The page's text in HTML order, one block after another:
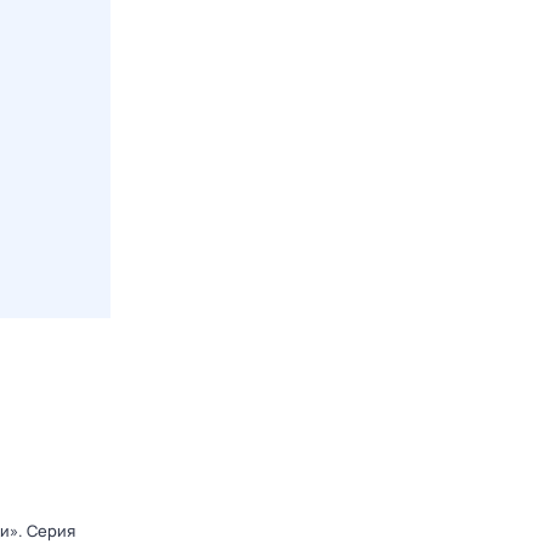
. Серия